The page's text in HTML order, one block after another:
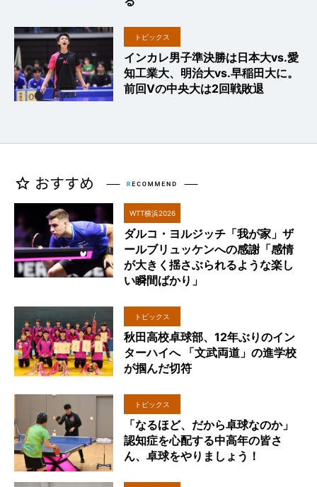
トピックス
インカレ男子準決勝は日本大vs.愛
知工業大、明治大vs.早稲田大に。
前回Vの中央大は2回戦敗退
WTT横浜2026
ダルコ・ヨルジッチ「我が家」ザ
ールブリュッケンへの感謝「感情
が大きく揺さぶられるような楽し
い瞬間ばかり」
トピックス
秋田高校卓球部、12年ぶりのイン
ターハイへ 「文武両道」の進学校
が掴んだ切符
トピックス
「なるほど、だから卓球なのか」
認知症を心配する中高年の皆さ
ん、卓球をやりましょう！